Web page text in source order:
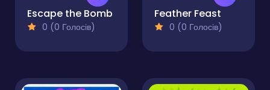
Escape the Bomb
0 (0 Голосів)
Feather Feast
0 (0 Голосів)